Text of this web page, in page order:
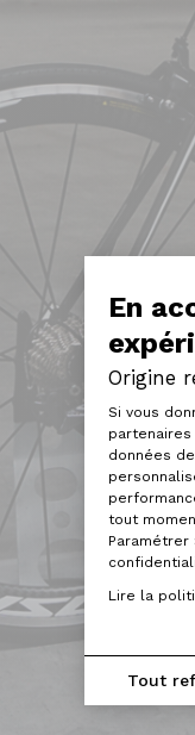
En
Origine
Si vous
données
tout
Lire la
Tout